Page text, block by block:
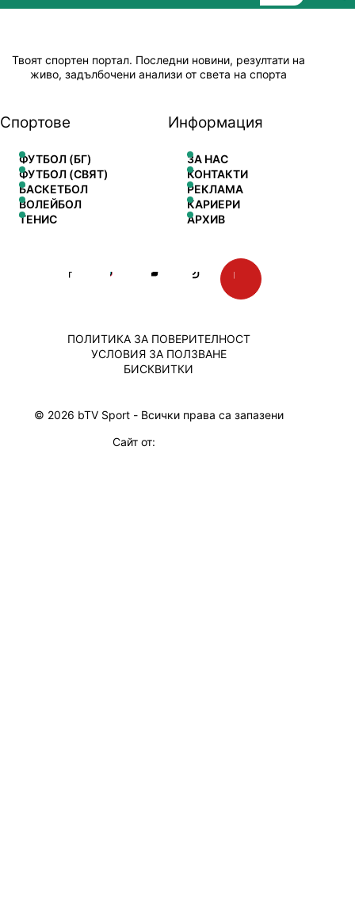
Твоят спортен портал. Последни новини, резултати на
живо, задълбочени анализи от света на спорта
Спортове
ФУТБОЛ (БГ)
ФУТБОЛ (СВЯТ)
БАСКЕТБОЛ
ВОЛЕЙБОЛ
ТЕНИС
Информация
ЗА НАС
КОНТАКТИ
РЕКЛАМА
КАРИЕРИ
АРХИВ
© 2026 bTV Sport - Всички права са запазени
ПОЛИТИКА ЗА ПОВЕРИТЕЛНОСТ
УСЛОВИЯ ЗА ПОЛЗВАНЕ
БИСКВИТКИ
Сайт от: